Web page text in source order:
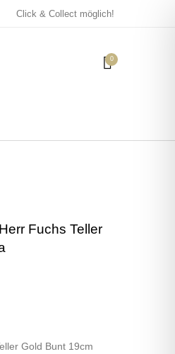
Click & Collect möglich!
0
Fuchs Teller
Gold Bunt 19cm